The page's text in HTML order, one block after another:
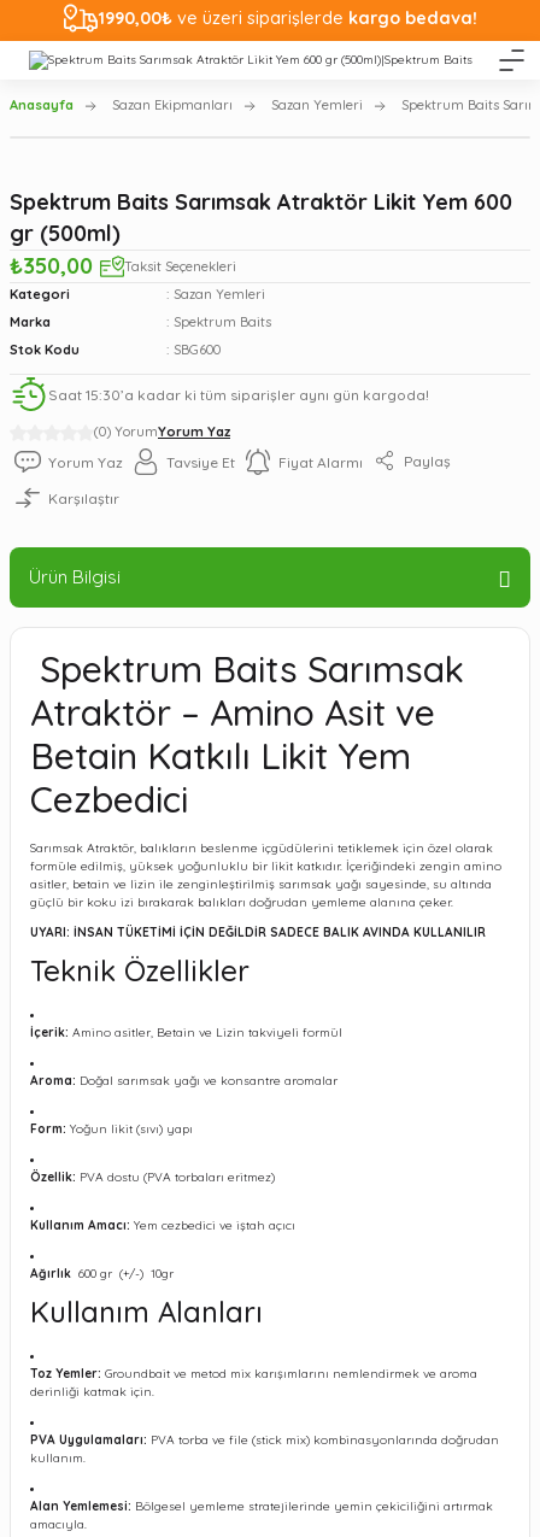
1990,00₺ ve üzeri siparişlerde kargo bedava!
Anasayfa Sazan Ekipmanları Sazan Yemleri Spektrum Baits
(0) YorumYorum Yaz
Spektrum Baits Sarımsak Atraktör Likit Yem 600
gr (500ml)
₺350,00
Taksit Seçenekleri
Kategori
Sazan Yemleri
Marka
Spektrum Baits
Stok Kodu
SBG600
Saat 15:30’a kadar ki tüm siparişler aynı gün kargoda!
Yorum Yaz Tavsiye Et Fiyat Alarmı Paylaş
Karşılaştır
Ürün Bilgisi
Spektrum Baits Sarımsak
Atraktör – Amino Asit ve
Betain Katkılı Likit Yem
Cezbedici
Sarımsak Atraktör, balıkların beslenme içgüdülerini tetiklemek için özel olarak
formüle edilmiş, yüksek yoğunluklu bir likit katkıdır. İçeriğindeki zengin amino
asitler, betain ve lizin ile zenginleştirilmiş sarımsak yağı sayesinde, su altında
güçlü bir koku izi bırakarak balıkları doğrudan yemleme alanına çeker.
UYARI: İNSAN TÜKETİMİ İÇİN DEĞİLDİR SADECE BALIK AVINDA KULLANILIR
Teknik Özellikler
İçerik: Amino asitler, Betain ve Lizin takviyeli formül
Aroma: Doğal sarımsak yağı ve konsantre aromalar
Form: Yoğun likit (sıvı) yapı
Özellik: PVA dostu (PVA torbaları eritmez)
Kullanım Amacı: Yem cezbedici ve iştah açıcı
Ağırlık 600 gr (+/-) 10gr
Kullanım Alanları
Toz Yemler: Groundbait ve metod mix karışımlarını nemlendirmek ve aroma
derinliği katmak için.
PVA Uygulamaları: PVA torba ve file (stick mix) kombinasyonlarında doğrudan
kullanım.
Alan Yemlemesi: Bölgesel yemleme stratejilerinde yemin çekiciliğini artırmak
amacıyla.